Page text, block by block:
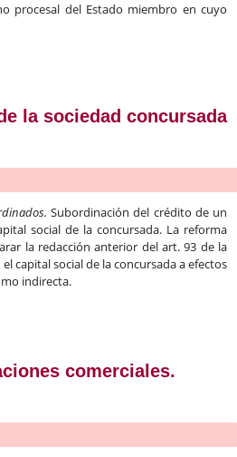
procesal del Estado miembro en cuyo
la sociedad concursada
Subordinación del crédito de un
social de la concursada. La reforma
la redacción anterior del art. 93 de la
capital social de la concursada a efectos
indirecta.
comerciales.